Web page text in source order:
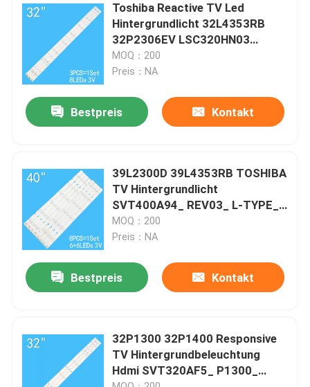
Produkte
Videos
Über uns
Qualitätskontrolle
Treten Sie mit uns in Verbindung
Nachrichten
Fordern Sie ein Zitat
LED-TV-Hintergrundbeleuchtung
Toshiba Reactive TV Led
Hintergrundlicht 32L4353RB
32P2306EV LSC320HN03
LSC320HN03-T01
MOQ：200
Preis：NA
Bestpreis Kontakt
39L2300D 39L4353RB TOSHIBA
TV Hintergrundlicht
SVT400A94_ REV03_ L-TYPE_
140203
MOQ：200
Preis：NA
Bestpreis Kontakt
32P1300 32P1400 Responsive
TV Hintergrundbeleuchtung
Hdmi SVT320AF5_ P1300_